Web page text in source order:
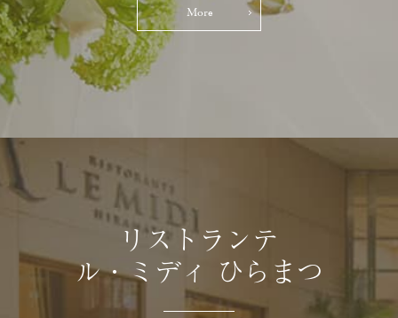
More
リストランテ
ル・ミディ ひらまつ